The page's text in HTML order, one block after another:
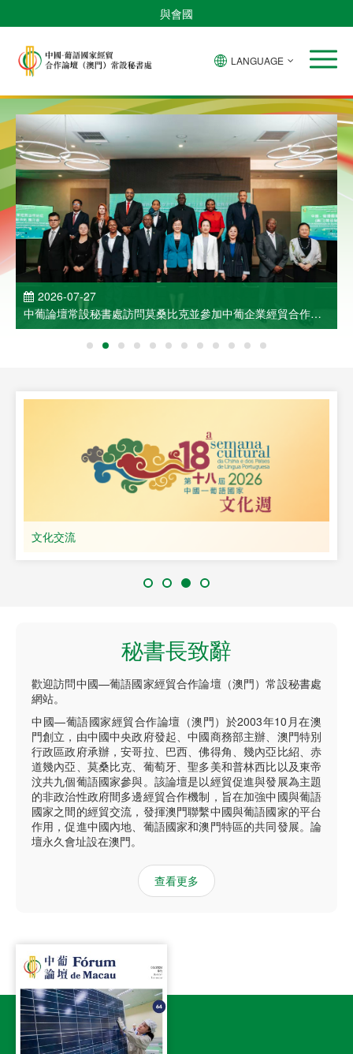
與會國
LANGUAGE
2026-07-27
中葡論壇常設秘書處訪問莫桑比克並參加中葡企業經貿合作洽
談會
文化交流
秘書長致辭
歡迎訪問中國—葡語國家經貿合作論壇（澳門）常設秘書處
網站。
中國—葡語國家經貿合作論壇（澳門）於2003年10月在澳
門創立，由中國中央政府發起、中國商務部主辦、澳門特別
行政區政府承辦，安哥拉、巴西、佛得角、幾內亞比紹、赤
道幾內亞、莫桑比克、葡萄牙、聖多美和普林西比以及東帝
汶共九個葡語國家參與。該論壇是以經貿促進與發展為主題
的非政治性政府間多邊經貿合作機制，旨在加強中國與葡語
國家之間的經貿交流，發揮澳門聯繫中國與葡語國家的平台
作用，促進中國內地、葡語國家和澳門特區的共同發展。論
壇永久會址設在澳門。
查看更多